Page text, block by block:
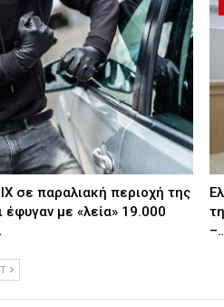
σε παραλιακή περιοχή της
έφυγαν με «λεία» 19.000